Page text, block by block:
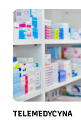
TELEMEDYCYNA